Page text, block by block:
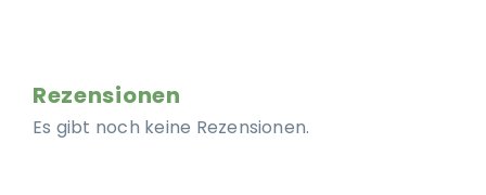
Rezensionen
Es gibt noch keine Rezensionen.